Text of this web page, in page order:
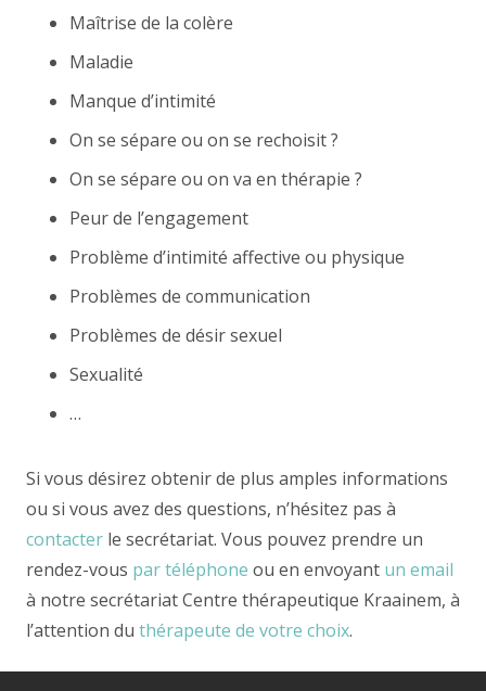
Maîtrise de la colère
Maladie
Manque d’intimité
On se sépare ou on se rechoisit ?
On se sépare ou on va en thérapie ?
Peur de l’engagement
Problème d’intimité affective ou physique
Problèmes de communication
Problèmes de désir sexuel
Sexualité
…
Si vous désirez obtenir de plus amples informations
ou si vous avez des questions, n’hésitez pas à
contacter le secrétariat. Vous pouvez prendre un
rendez-vous par téléphone ou en envoyant un email
à notre secrétariat Centre thérapeutique Kraainem, à
l’attention du thérapeute de votre choix.